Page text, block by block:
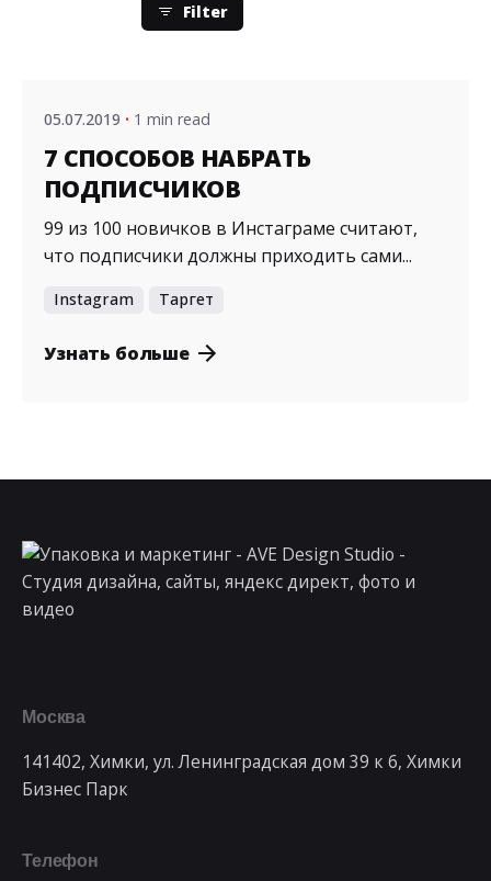
Filter
Posted by
05.07.2019 1 min read
7 СПОСОБОВ НАБРАТЬ
ПОДПИСЧИКОВ
99 из 100 новичков в Инстаграме считают,
что подписчики должны приходить сами...
Instagram Таргет
Узнать больше
Москва
141402, Химки, ул. Ленинградская дом 39 к 6, Химки
Бизнес Парк
Телефон